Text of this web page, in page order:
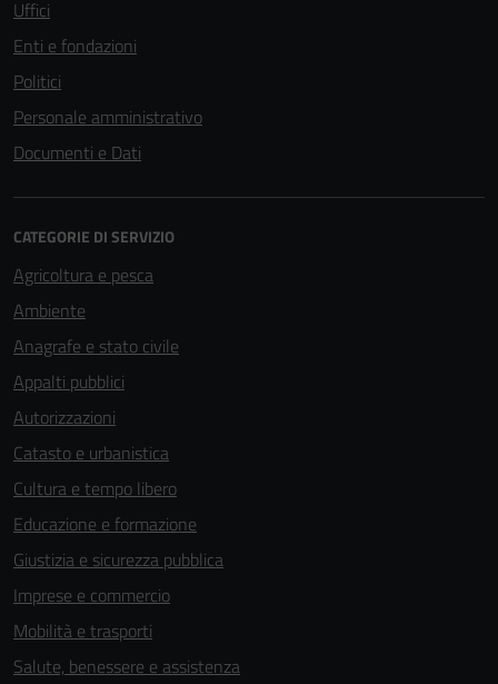
Uffici
Enti e fondazioni
Politici
Personale amministrativo
Documenti e Dati
CATEGORIE DI SERVIZIO
Agricoltura e pesca
Ambiente
Anagrafe e stato civile
Appalti pubblici
Autorizzazioni
Catasto e urbanistica
Cultura e tempo libero
Educazione e formazione
Giustizia e sicurezza pubblica
Imprese e commercio
Mobilità e trasporti
Salute, benessere e assistenza